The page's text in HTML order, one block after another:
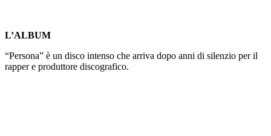
L’ALBUM
“Persona” è un disco intenso che arriva dopo anni di silenzio per il
rapper e produttore discografico.